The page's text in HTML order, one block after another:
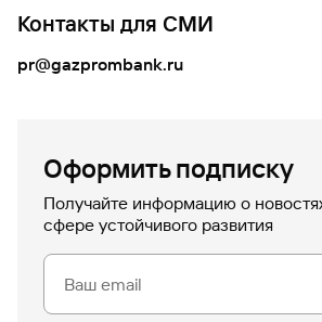
Контакты для СМИ
pr@gazprombank.ru
Оформить подписку
Получайте информацию о
сфере устойчивого развития